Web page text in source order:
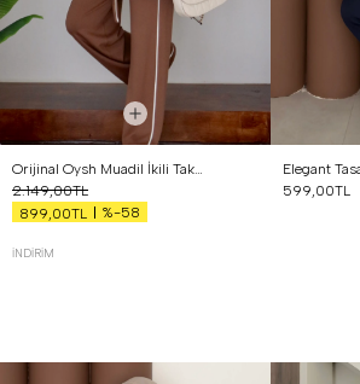
Orijinal Oysh Muadil İkili Takım Kahverengi
2.149,00TL
899,00TL
%-58
İNDIRIM
599,00TL